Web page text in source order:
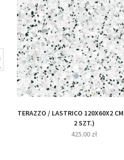
TERAZZO / LASTRICO 120X60X2
2 SZT.)
425.00 zł